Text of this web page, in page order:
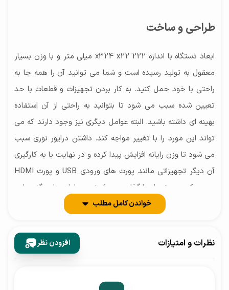
طراحی و ساخت
ابعاد دستگاه با اندازه 222 x324 x22 میلی متر و با وزن بسیار
معقول به تولید رسیده است و شما می توانید آن را همه جا به
راحتی با خود حمل کنید. به کار بردن تجهیزات و قطعات با حد
تعیین شده سبب می شود تا بتوانید به راحتی از آن استفاده
بهینه ای داشته باشید. البته عوامل دیگری نیز وجود دارند که می
تواند این مورد را با تغییر مواجه کند. داشتن درایور نوری سبب
می شود تا وزن رایانه افزایش پیدا کرده و در نهایت با به کارگیری
آن دیگر تجهیزاتی مانند پورت های ورودی USB و پورت HDMI
و… به کمترین تعداد بارگذاری می شوند. در ادامه باید گفت این
لپ تاپ گیمینگ با طراحی و ظرافت خاصی به تولید رسیده است
مقاومت و استحکامی که برای بسیاری از سیستم های گیمینگ در
نظر گرفته می شود در بهبود خرید آن ها به کمپانی کمک خواهد
تواند به بهبود عملکرد رایانه کمک کند. در واقع زمانی که پردازنده
خواندن کامل مطلب
نظرات و امتیازات افزودن نظر